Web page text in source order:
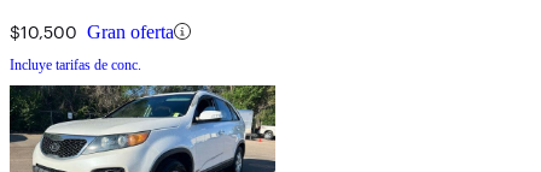
$10,500 Gran oferta
Incluye tarifas de conc.